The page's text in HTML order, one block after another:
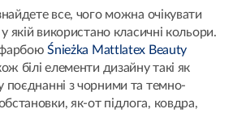
все, чого можна очікувати
у якій використано класичні кольори.
фарбоюŚnieżka Mattlatex Beauty
білі елементи дизайну такі як
поєднанні з чорними та темно-
як-от підлога, ковдра,